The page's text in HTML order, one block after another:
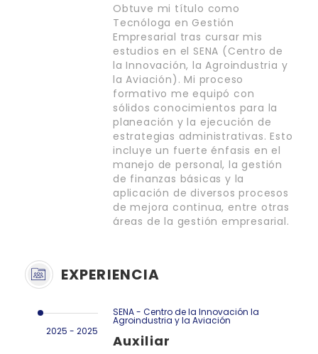
Obtuve mi título como
Tecnóloga en Gestión
Empresarial tras cursar mis
estudios en el SENA (Centro de
la Innovación, la Agroindustria y
la Aviación). Mi proceso
formativo me equipó con
sólidos conocimientos para la
planeación y la ejecución de
estrategias administrativas. Esto
incluye un fuerte énfasis en el
manejo de personal, la gestión
de finanzas básicas y la
aplicación de diversos procesos
de mejora continua, entre otras
áreas de la gestión empresarial.
EXPERIENCIA
2025 - 2025
SENA - Centro de la Innovación la
Agroindustria y la Aviación
Auxiliar